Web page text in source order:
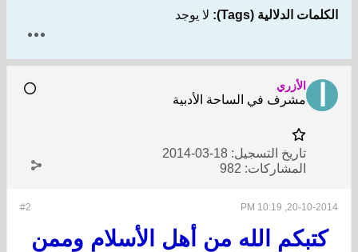
الكلمات الدلالية (Tags): لا يوجد
الأزري
مشرف في الساحة الأدبية
تاريخ التسجيل: 18-03-2014
المشاركات: 982
#2 20-10-2014, 10:19 PM
كتبكم الله من أهل الأسلام وممن